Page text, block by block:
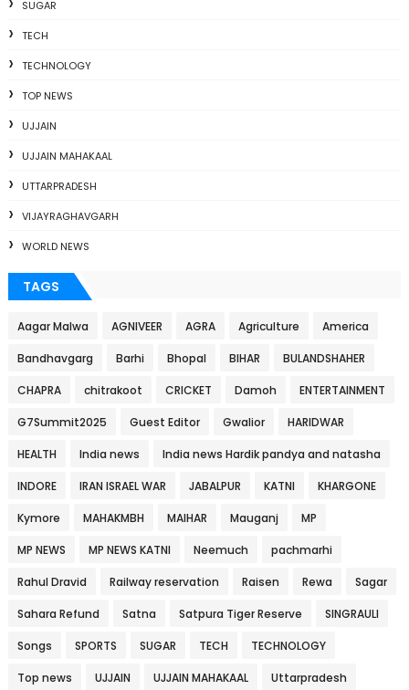
SUGAR
TECH
TECHNOLOGY
TOP NEWS
UJJAIN
UJJAIN MAHAKAAL
UTTARPRADESH
VIJAYRAGHAVGARH
WORLD NEWS
TAGS
Aagar Malwa AGNIVEER AGRA Agriculture America
Bandhavgarg Barhi Bhopal BIHAR BULANDSHAHER
CHAPRA chitrakoot CRICKET Damoh ENTERTAINMENT
G7Summit2025 Guest Editor Gwalior HARIDWAR
HEALTH India news India news Hardik pandya and natasha
INDORE IRAN ISRAEL WAR JABALPUR KATNI KHARGONE
Kymore MAHAKMBH MAIHAR Mauganj MP
MP NEWS MP NEWS KATNI Neemuch pachmarhi
Rahul Dravid Railway reservation Raisen Rewa Sagar
Sahara Refund Satna Satpura Tiger Reserve SINGRAULI
Songs SPORTS SUGAR TECH TECHNOLOGY
Top news UJJAIN UJJAIN MAHAKAAL Uttarpradesh